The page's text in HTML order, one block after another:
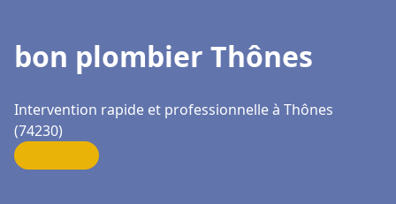
bon plombier Thônes
Intervention rapide et professionnelle à Thônes
(74230)